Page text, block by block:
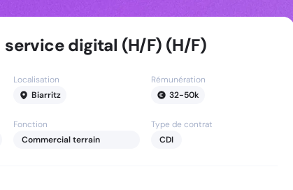
digital (H/F) (H/F)
Localisation
Biarritz
Rémunération
32-50k
Fonction
Commercial terrain
Type de contrat
CDI